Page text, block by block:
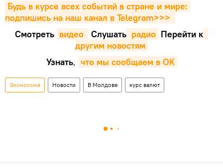
Будь в курсе всех событий в стране и мире:
подпишись на наш канал в Telegram>>>
Смотреть видео Cлушать радио Перейти к
другим новостям
Узнать, что мы сообщаем в OK
Экономика Новости В Молдове курс валют